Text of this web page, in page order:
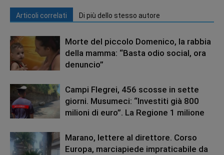
Articoli correlati Di più dello stesso autore
Morte del piccolo Domenico, la rabbia
della mamma: “Basta odio social, ora
denuncio”
Campi Flegrei, 456 scosse in sette
giorni. Musumeci: “Investiti già 800
milioni di euro”. La Regione 1 milione
Marano, lettere al direttore. Corso
Europa, marciapiede impraticabile da